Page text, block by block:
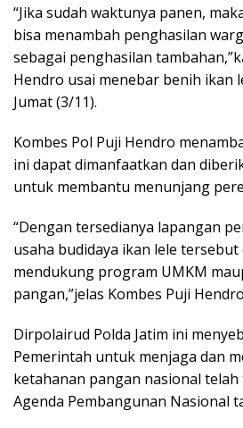
“Jika sudah waktunya panen,
bisa menambah penghasilan
sebagai penghasilan
Hendro usai menebar benih ikan
Jumat (3/11).
Kombes Pol Puji Hendro
ini dapat dimanfaatkan dan
untuk membantu menunjang
“Dengan tersedianya lapangan
usaha budidaya ikan lele
mendukung program UMKM
pangan,”jelas Kombes Puji
Dirpolairud Polda Jatim ini
Pemerintah untuk menjaga dan
ketahanan pangan nasional
Agenda Pembangunan Nasional